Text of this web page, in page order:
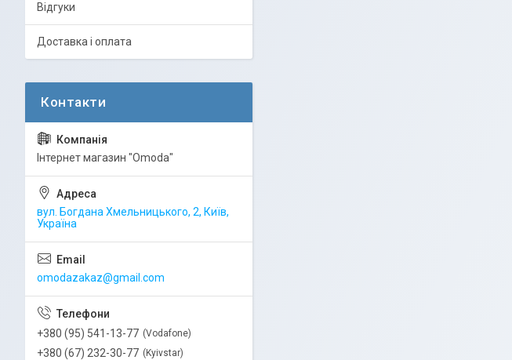
Відгуки
Доставка і оплата
Інтернет магазин "Omoda"
вул. Богдана Хмельницького, 2, Київ,
Україна
omodazakaz@gmail.com
+380 (95) 541-13-77 Vodafone
+380 (67) 232-30-77 Kyivstar